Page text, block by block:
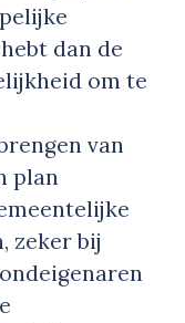
dan de
om te
van
plan
zeker bij